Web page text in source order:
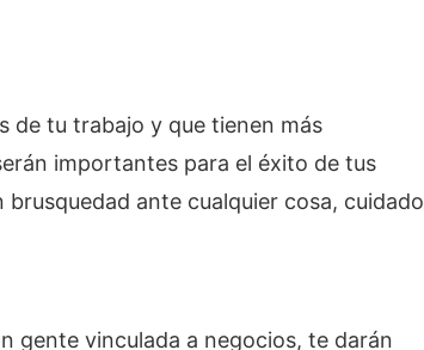
de tu trabajo y que tienen más
importantes para el éxito de tus
ante cualquier cosa, cuidado
gente vinculada a negocios, te darán